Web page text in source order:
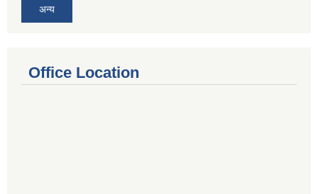
अन्य
Office Location